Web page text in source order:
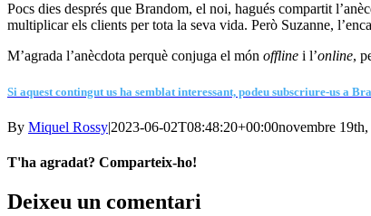
Pocs dies després que Brandom, el noi, hagués compartit
multiplicar els clients per tota la seva vida. Però Suzanne,
M’agrada l’anècdota perquè conjuga el món offline i l’online,
Si aquest contingut us ha semblat interessant, podeu subscriure-us a
By Miquel Rossy|2023-06-02T08:48:20+00:00novembre 19th,
T'ha agradat? Comparteix-ho!
Facebook
X
LinkedIn
WhatsApp
Telegram
Email:
Deixeu un comentari